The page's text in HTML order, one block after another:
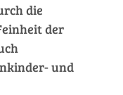
die
der
und